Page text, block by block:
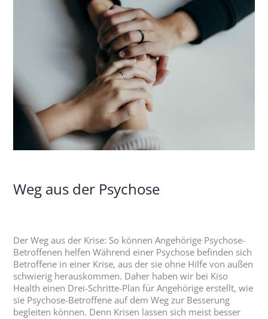
Weg aus der Psychose
Der Weg aus der Krise: So können Angehörige Psychose-
Betroffenen helfen Während einer Psychose befinden sich
Betroffene in einer Krise, aus der sie ohne Hilfe von außen
schwierig herauskommen. Daher haben wir bei Kiso
Health einen Drei-Schritte-Plan für Angehörige erstellt, wie
sie Psychose-Betroffene auf dem Weg zur Besserung
begleiten können. Denn Krisen lassen sich meist besser